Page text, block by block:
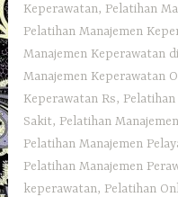
Keperawatan, Pelatihan
Pelatihan Manajemen
Manajemen Keperawatan
Manajemen Keperawatan
Keperawatan Rs,
Sakit, Pelatihan
Pelatihan Manajemen
Pelatihan Manajemen
keperawatan, Pelatihan